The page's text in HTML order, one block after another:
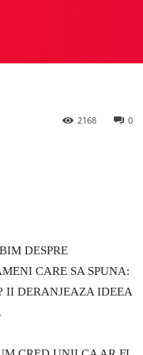
0
2168
DESPRE
CARE SA SPUNA:
II DERANJEAZA IDEEA